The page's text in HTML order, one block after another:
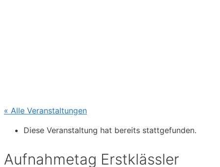
« Alle Veranstaltungen
Diese Veranstaltung hat bereits stattgefunden.
Aufnahmetag Erstklässler